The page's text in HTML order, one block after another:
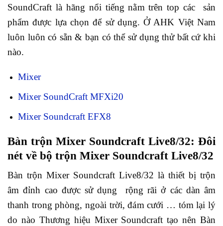
SoundCraft là hãng nổi tiếng nằm trên top các sản
phẩm được lựa chọn để sử dụng. Ở AHK Việt Nam
luôn luôn có sẵn & bạn có thể sử dụng thử bất cứ khi
nào.
Mixer
Mixer SoundCraft MFXi20
Mixer Soundcraft EFX8
Bàn trộn Mixer Soundcraft Live8/32: Đôi
nét về bộ trộn Mixer Soundcraft Live8/32
Bàn trộn Mixer Soundcraft Live8/32 là thiết bị trộn
âm đỉnh cao được sử dụng rộng rãi ở các dàn âm
thanh trong phòng, ngoài trời, đám cưới … tóm lại lý
do nào Thương hiệu Mixer Soundcraft tạo nên Bàn